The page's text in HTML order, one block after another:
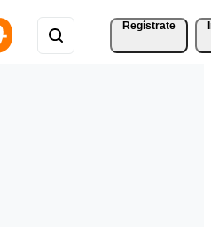
Regístrate